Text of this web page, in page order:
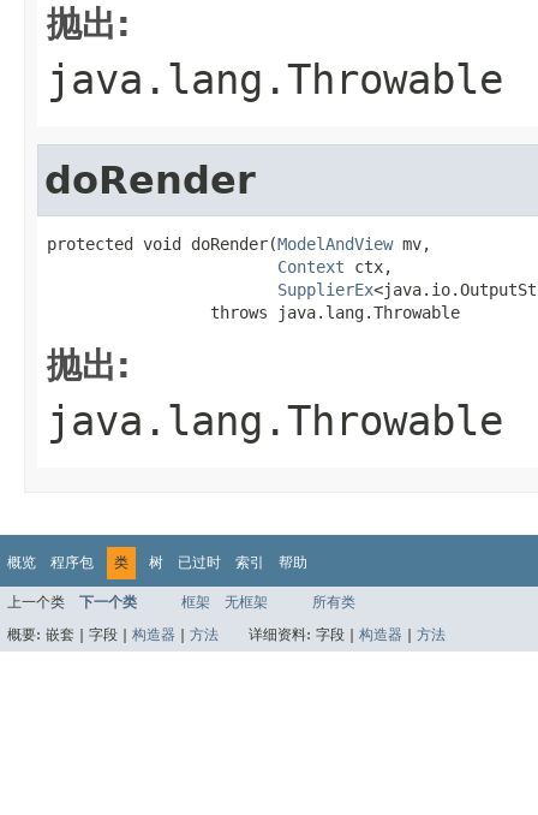
抛出:
java.lang.Throwable
doRender
protected void doRender(ModelAndView mv,
Context ctx,
SupplierEx
                 throws java.lang.Throwable
抛出:
java.lang.Throwable
概览 程序包 类 树 已过时 索引 帮助
上一个类 下一个类 框架 无框架
所有类
概要: 嵌套 | 字段 | 构造器 方法 详细资料: 字段 | 构造器 方法